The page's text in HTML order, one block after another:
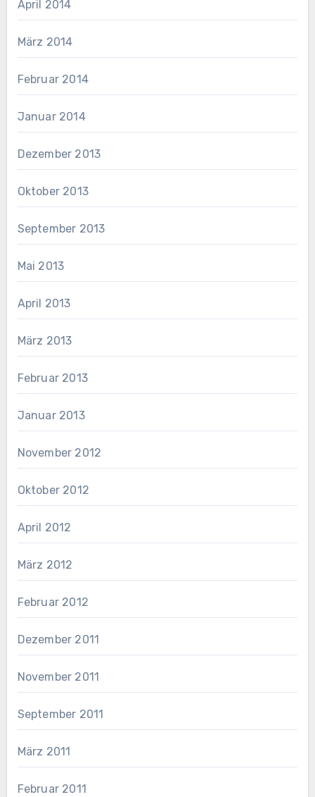
April 2014
März 2014
Februar 2014
Januar 2014
Dezember 2013
Oktober 2013
September 2013
Mai 2013
April 2013
März 2013
Februar 2013
Januar 2013
November 2012
Oktober 2012
April 2012
März 2012
Februar 2012
Dezember 2011
November 2011
September 2011
März 2011
Februar 2011